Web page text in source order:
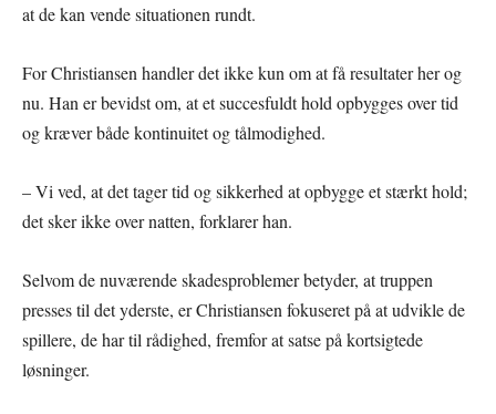
at de kan vende situationen rundt.
For Christiansen handler det ikke kun om at få resultater her og
nu. Han er bevidst om, at et succesfuldt hold opbygges over tid
og kræver både kontinuitet og tålmodighed.
– Vi ved, at det tager tid og sikkerhed at opbygge et stærkt hold;
det sker ikke over natten, forklarer han.
Selvom de nuværende skadesproblemer betyder, at truppen
presses til det yderste, er Christiansen fokuseret på at udvikle de
spillere, de har til rådighed, fremfor at satse på kortsigtede
løsninger.